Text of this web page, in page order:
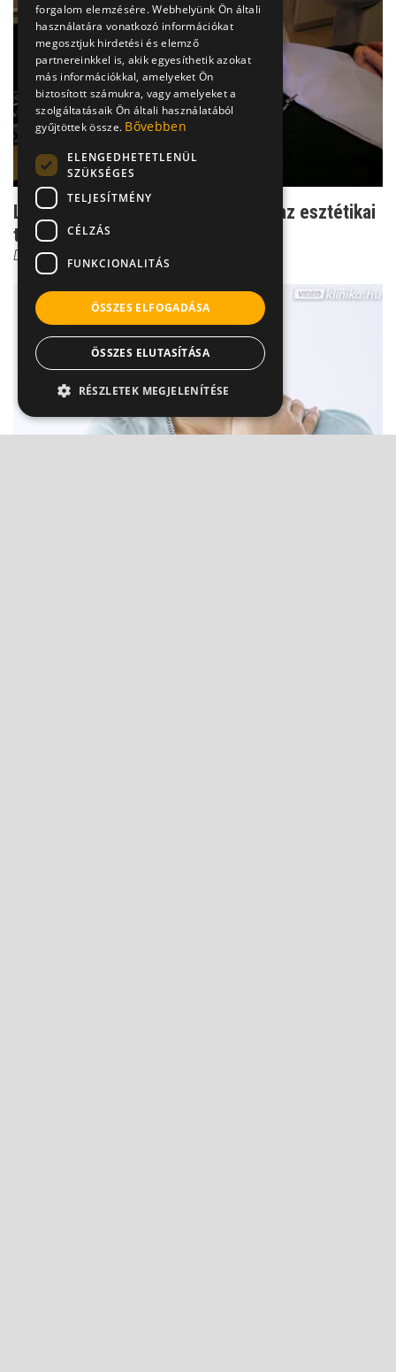
Látványos különbség - eddig bírja az esztétikai
tömés
Dr. Kiss Melinda Viktória
forgalom elemzésére. Webhelyünk Ön általi
használatára vonatkozó információkat
megosztjuk hirdetési és elemző
partnereinkkel is, akik egyesíthetik azokat
más információkkal, amelyeket Ön
biztosított számukra, vagy amelyeket a
szolgáltatásaik Ön általi használatából
gyűjtöttek össze. Bővebben
ELENGEDHETETLENÜL
SZÜKSÉGES
TELJESÍTMÉNY
CÉLZÁS
FUNKCIONALITÁS
ÖSSZES ELFOGADÁSA
ÖSSZES ELUTASÍTÁSA
RÉSZLETEK MEGJELENÍTÉSE